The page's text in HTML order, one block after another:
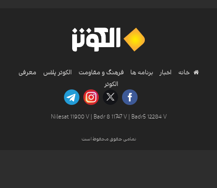
خانه اخبار برنامه ها فرهنگ و مقاومت الکوثر پلاس
معرفی
الکوثر
Nilesat 11900 V | Badr 8 11747 V | Badr5 12284 V
تمامی حقوق محفوظ است